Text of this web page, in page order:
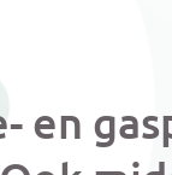
en